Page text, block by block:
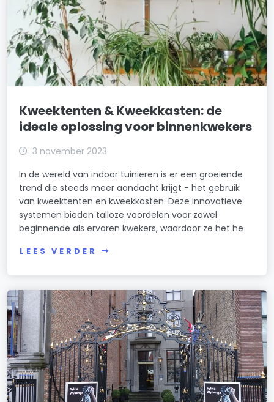
Kweektenten & Kweekkasten: de
ideale oplossing voor binnenkwekers
3 november 2023
In de wereld van indoor tuinieren is er een groeiende
trend die steeds meer aandacht krijgt - het gebruik
van kweektenten en kweekkasten. Deze innovatieve
systemen bieden talloze voordelen voor zowel
beginnende als ervaren kwekers, waardoor ze het he
LEES VERDER